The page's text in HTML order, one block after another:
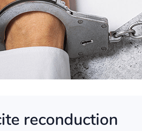
reconduction